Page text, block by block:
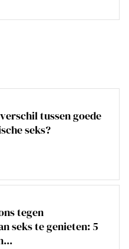
tussen goede
seks?
tegen
seks te genieten: 5